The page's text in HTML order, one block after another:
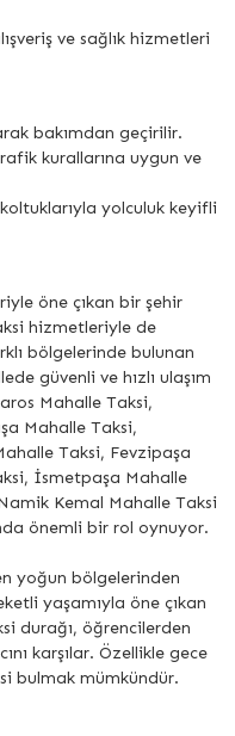
ve sağlık hizmetleri
bakımdan geçirilir.
kurallarına uygun ve
yolculuk keyifli
öne çıkan bir şehir
hizmetleriyle de
bölgelerinde bulunan
güvenli ve hızlı ulaşım
Mahalle Taksi,
Mahalle Taksi,
Taksi, Fevzipaşa
İsmetpaşa Mahalle
Kemal Mahalle Taksi
önemli bir rol oynuyor.
yoğun bölgelerinden
yaşamıyla öne çıkan
durağı, öğrencilerden
karşılar. Özellikle gece
bulmak mümkündür.